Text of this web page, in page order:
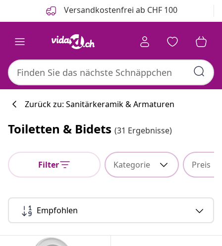
Versandkostenfrei ab CHF 100
Zurück zu: Sanitärkeramik & Armaturen
Toiletten & Bidets (31 Ergebnisse)
Filter Kategorie Preis
Empfohlen